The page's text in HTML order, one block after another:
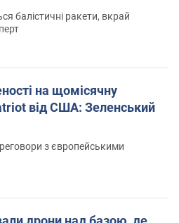
балістичні ракети, вкрай
на щомісячну
від США: Зеленський
з європейськими